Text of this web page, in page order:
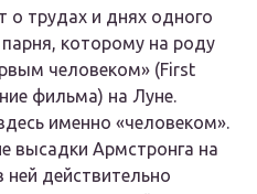
о трудах и днях одного
которому на роду
человеком» (First
фильма) на Луне.
именно «человеком».
высадки Армстронга на
ней действительно